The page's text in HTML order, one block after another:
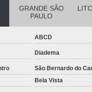
GRANDE SÃO
PAULO
ABCD
Diadema
São Bernardo do
Bela Vista